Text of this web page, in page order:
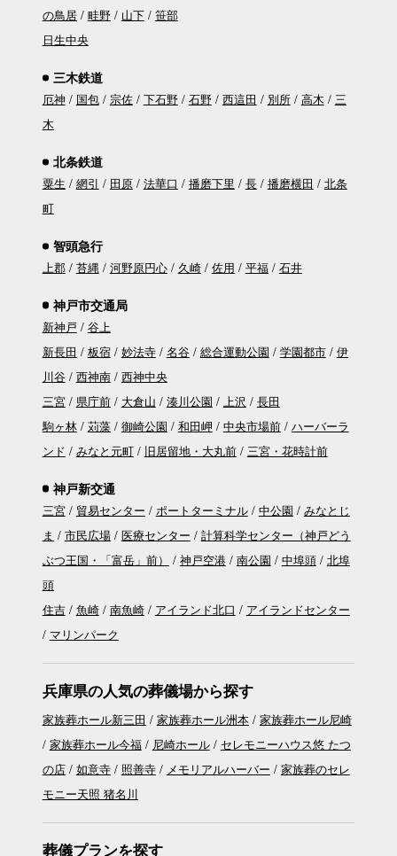
の鳥居
畦野 山下
笹部
日生中央
三木鉄道
厄神 国包 宗佐 下石野 石野 西這田 別所 高木
三
木
北条鉄道
粟生 網引 田原 法華口 播磨下里 長 播磨横田
北条
町
智頭急行
上郡 苔縄 河野原円心 久崎 佐用 平福 石井
神戸市交通局
新神戸
谷上
新長田
板宿 妙法寺 名谷 総合運動公園 学園都市
伊
川谷
西神南
西神中央
三宮
県庁前 大倉山 湊川公園 上沢
長田
駒ヶ林
苅藻 御崎公園 和田岬 中央市場前
ハーバーラ
ンド
みなと元町 旧居留地・大丸前 三宮・花時計前
神戸新交通
三宮 貿易センター ポートターミナル 中公園
みなとじ
ま
市民広場 医療センター
計算科学センター（神戸どう
ぶつ王国・「富岳」前）
神戸空港 南公園 中埠頭
北埠
頭
住吉
魚崎 南魚崎 アイランド北口
アイランドセンター
マリンパーク
兵庫県の人気の葬儀場から探す
家族葬ホール新三田 家族葬ホール洲本
家族葬ホール尼崎
家族葬ホール今福
尼崎ホール
セレモニーハウス悠 たつ
の店
如意寺 照善寺 メモリアルハーバー
家族葬のセレ
モニー天照 猪名川
葬儀プランを探す